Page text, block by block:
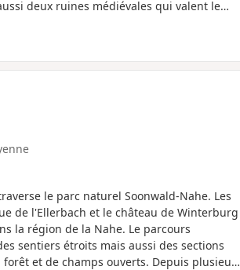
deux ruines médiévales qui valent le
le parc naturel Soonwald-Nahe. Les
de l'Ellerbach et le château de Winterburg
la région de la Nahe. Le parcours
sentiers étroits mais aussi des sections
et de champs ouverts. Depuis plusieurs